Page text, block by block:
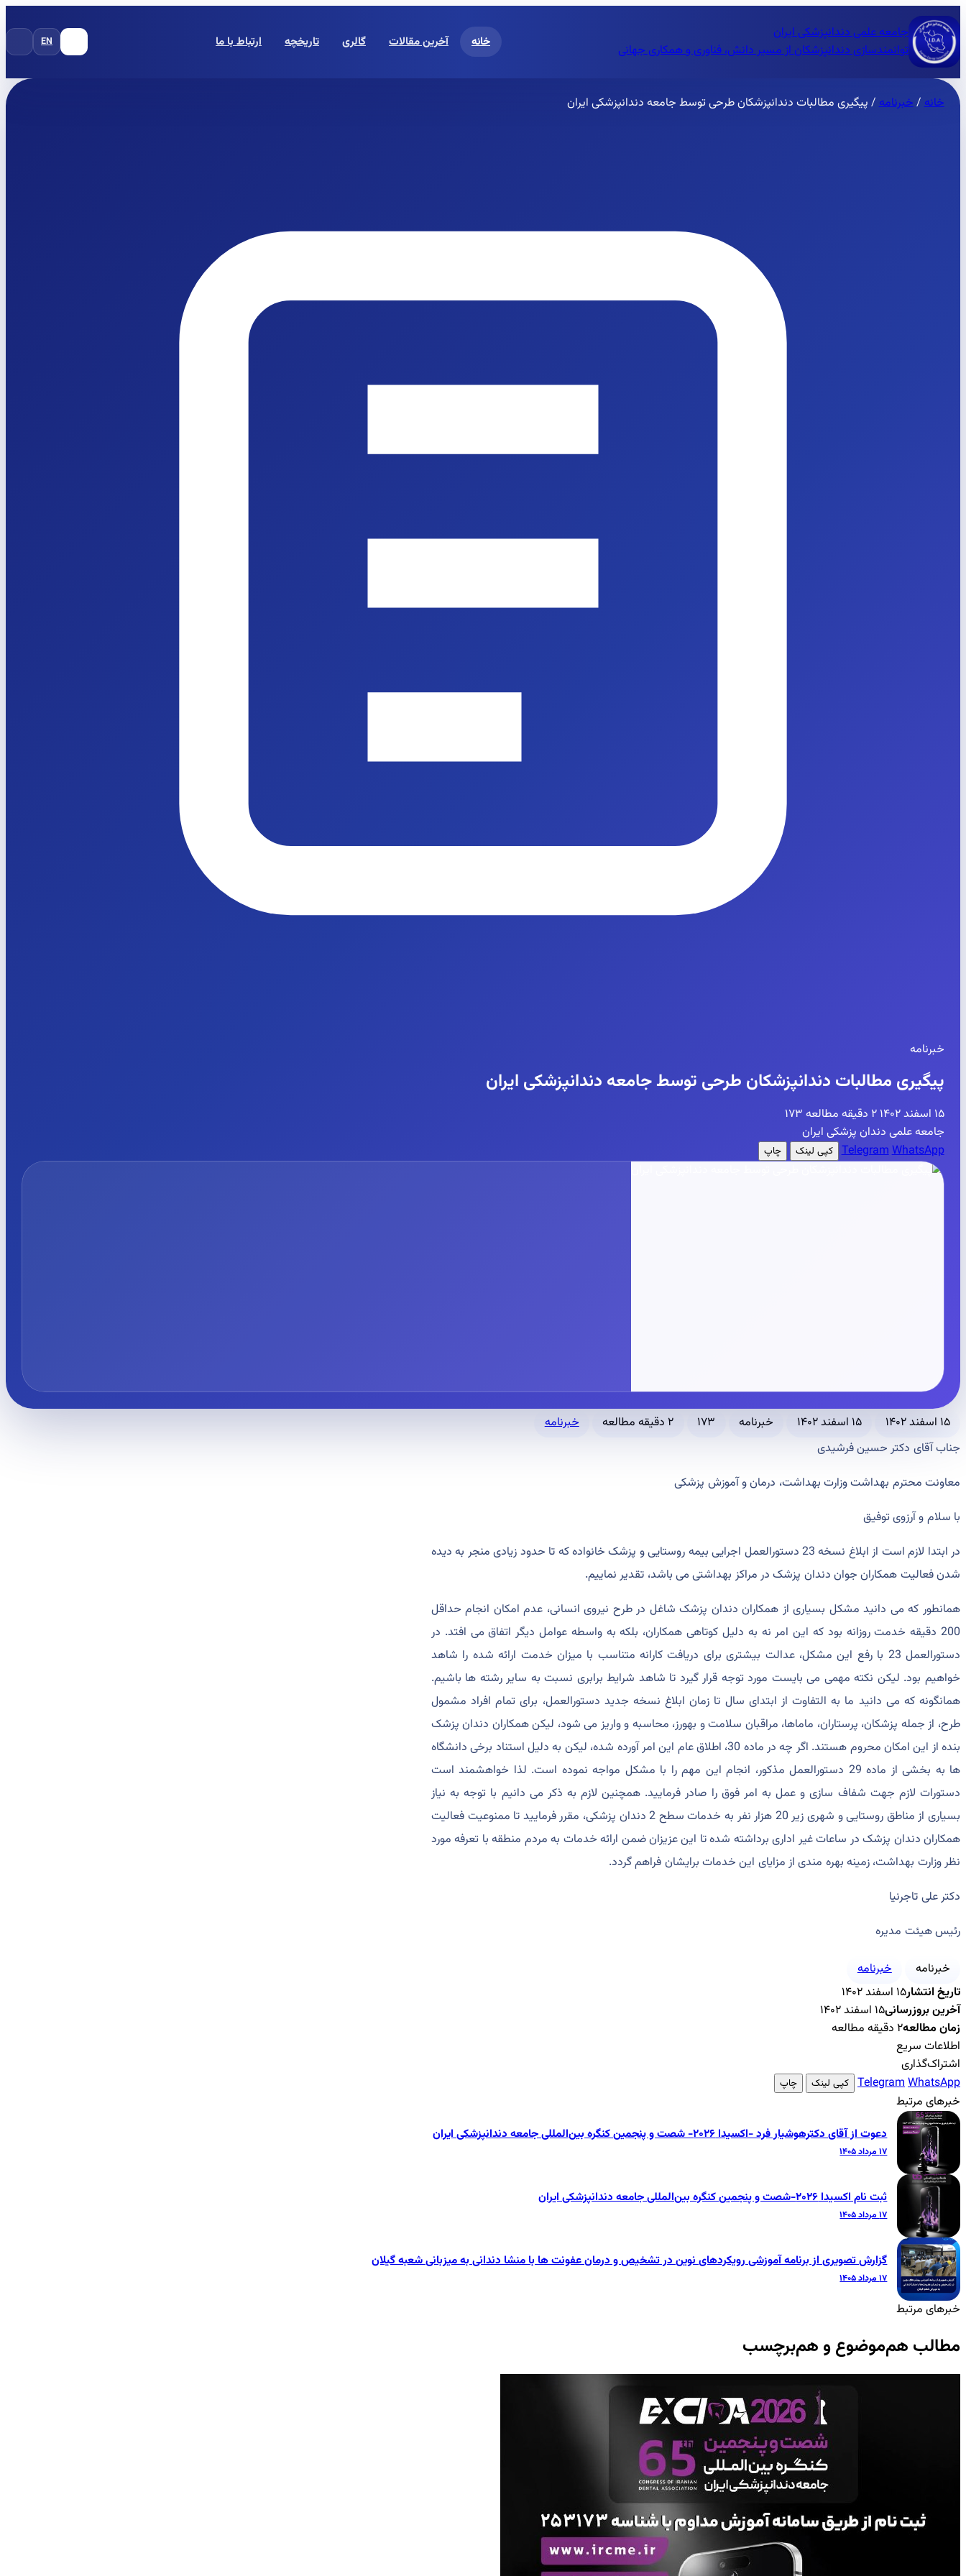
جامعه علمی دندانپزشکی ایران
توانمندسازی دندانپزشکان از مسیر دانش، فناوری و همکاری جهانی
خانه آخرین مقالات گالری تاریخچه ارتباط با ما EN
خانه/خبرنامه/ پیگیری مطالبات دندانپزشکان طرحی توسط جامعه دندانپزشکی ایران
خبرنامه
پیگیری مطالبات دندانپزشکان طرحی توسط جامعه دندانپزشکی ایران
۱۵ اسفند ۱۴۰۲ ۲ دقیقه مطالعه
۱۷۳
جامعه علمی دندان پزشکی ایران
TelegramWhatsApp کپی لینک چاپ
۱۵ اسفند ۱۴۰۲ ۱۵ اسفند ۱۴۰۲ خبرنامه ۱۷۳ ۲ دقیقه مطالعه
خبرنامه
جناب آقای دکتر حسین فرشیدی
معاونت محترم بهداشت وزارت بهداشت، درمان و آموزش پزشکی
با سلام و آرزوی توفیق
در ابتدا لازم است از ابلاغ نسخه 23 دستورالعمل اجرایی بیمه روستایی و پزشک خانواده که تا حدود زیادی منجر به دیده
شدن فعالیت همکاران جوان دندان پزشک در مراکز بهداشتی می باشد، تقدیر نماییم.
همانطور که می دانید مشکل بسیاری از همکاران دندان پزشک شاغل در طرح نیروی انسانی، عدم امکان انجام حداقل
200 دقیقه خدمت روزانه بود که این امر نه به دلیل کوتاهی همکاران، بلکه به واسطه عوامل دیگر اتفاق می افتد. در
دستورالعمل 23 با رفع این مشکل، عدالت بیشتری برای دریافت کارانه متناسب با میزان خدمت ارائه شده را شاهد
خواهیم بود. لیکن نکته مهمی می بایست مورد توجه قرار گیرد تا شاهد شرایط برابری نسبت به سایر رشته ها باشیم.
همانگونه که می دانید ما به التفاوت از ابتدای سال تا زمان ابلاغ نسخه جدید دستورالعمل، برای تمام افراد مشمول
طرح، از جمله پزشکان، پرستاران، ماماها، مراقبان سلامت و بهورز، محاسبه و واریز می شود، لیکن همکاران دندان پزشک
بنده از این امکان محروم هستند. اگر چه در ماده 30، اطلاق عام این امر آورده شده، لیکن به دلیل استناد برخی دانشگاه
ها به بخشی از ماده 29 دستورالعمل مذکور، انجام این مهم را با مشکل مواجه نموده است. لذا خواهشمند است
دستورات لازم جهت شفاف سازی و عمل به امر فوق را صادر فرمایید. همچنین لازم به ذکر می دانیم با توجه به نیاز
بسیاری از مناطق روستایی و شهری زیر 20 هزار نفر به خدمات سطح 2 دندان پزشکی، مقرر فرمایید تا ممنوعیت فعالیت
همکاران دندان پزشک در ساعات غیر اداری برداشته شده تا این عزیزان ضمن ارائه خدمات به مردم منطقه با تعرفه مورد
نظر وزارت بهداشت، زمینه بهره مندی از مزایای این خدمات برایشان فراهم گردد.
دکتر علی تاجرنیا
رئیس هیئت مدیره
خبرنامه
خبرنامه
تاریخ انتشار۱۵ اسفند ۱۴۰۲
آخرین بروزرسانی۱۵ اسفند ۱۴۰۲
زمان مطالعه۲ دقیقه مطالعه
اطلاعات سریع
اشتراک‌گذاری
TelegramWhatsApp کپی لینک چاپ
خبرهای مرتبط
دعوت از آقای دکترهوشیار فرد -اکسیدا ۲۰۲۶- شصت و پنجمین کنگره بین‌المللی جامعه دندانپزشکی ایران
۱۷ مرداد ۱۴۰۵
ثبت نام اکسیدا ۲۰۲۶-شصت و پنجمین کنگره بین‌المللی جامعه دندانپزشکی ایران
۱۷ مرداد ۱۴۰۵
گزارش تصویری از برنامه آموزشی رویکردهای نوین در تشخیص و درمان عفونت ها با منشا دندانی به میزبانی شعبه گیلان
۱۷ مرداد ۱۴۰۵
خبرهای مرتبط
مطالب هم‌موضوع و هم‌برچسب